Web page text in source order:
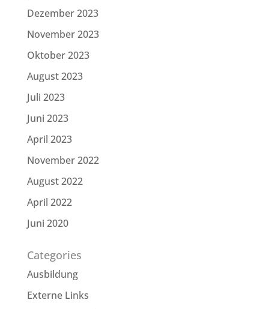
Dezember 2023
November 2023
Oktober 2023
August 2023
Juli 2023
Juni 2023
April 2023
November 2022
August 2022
April 2022
Juni 2020
Categories
Ausbildung
Externe Links